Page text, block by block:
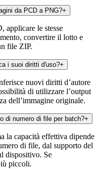
da PCD a PNG?+
applicare le stesse
convertire il lotto e
file ZIP.
i suoi diritti d'uso?+
nuovi diritti d’autore
di utilizzare l’output
dell’immagine originale.
di numero di file per batch?+
la capacità effettiva dipende
di file, dal supporto del
dispositivo. Se
piccoli.